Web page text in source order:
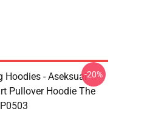
Hoodies - Aseksual
Pullover Hoodie The
-20%